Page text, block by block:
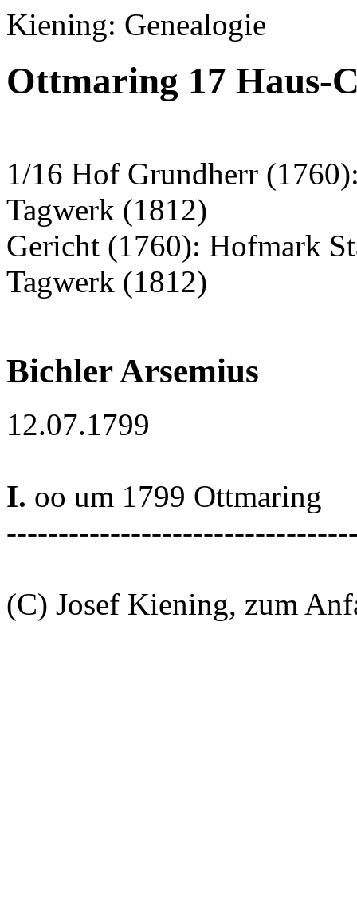
Kiening: Genealogie
Ottmaring 17 Haus-
1/16 Hof Grundherr
Tagwerk (1812)
Gericht (1760): Hofmark
Tagwerk (1812)
Bichler Arsemius
12.07.1799
I. oo um 1799 Ottmaring
(C) Josef Kiening, zum